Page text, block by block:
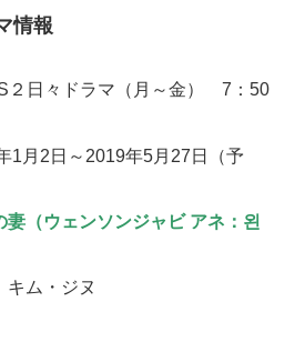
情報
２日々ドラマ（月～金） 7：50
1月2日～2019年5月27日（予
妻 （ウェンソンジャビ アネ：왼
キム・ジヌ